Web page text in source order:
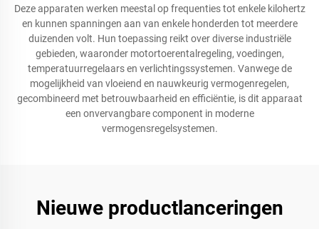
Deze apparaten werken meestal op frequenties tot enkele kilohertz
en kunnen spanningen aan van enkele honderden tot meerdere
duizenden volt. Hun toepassing reikt over diverse industriële
gebieden, waaronder motortoerentalregeling, voedingen,
temperatuurregelaars en verlichtingssystemen. Vanwege de
mogelijkheid van vloeiend en nauwkeurig vermogenregelen,
gecombineerd met betrouwbaarheid en efficiëntie, is dit apparaat
een onvervangbare component in moderne
vermogensregelsystemen.
Nieuwe productlanceringen